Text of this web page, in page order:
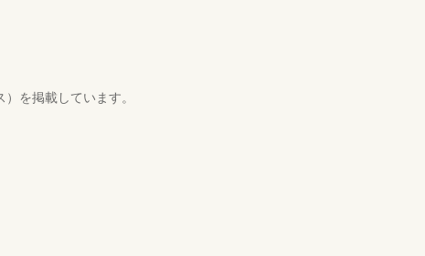
を掲載しています。